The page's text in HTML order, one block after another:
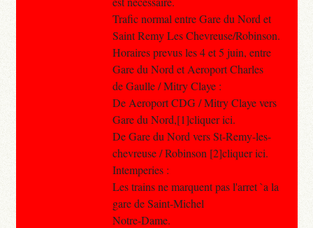
Trafic normal entre Gare du Nord et
Saint Remy Les Chevreuse/Robinson.
Horaires prevus les 4 et 5 juin, entre
Gare du Nord et Aeroport Charles
de Gaulle / Mitry Claye :
De Aeroport CDG / Mitry Claye vers
Gare du Nord,[1]cliquer ici.
De Gare du Nord vers St-Remy-les-
chevreuse / Robinson [2]cliquer ici.
Intemperies :
Les trains ne marquent pas l'arret `a la
gare de Saint-Michel
Notre-Dame.